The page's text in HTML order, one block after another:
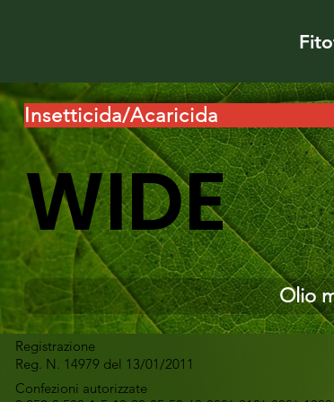
WIDE
Insetticida/Acaricida
Olio
Registrazione
Reg. N. 14979 del 13/01/2011
Confezioni autorizzate